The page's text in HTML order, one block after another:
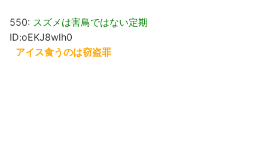
550: スズメは害鳥ではない定期
ID:oEKJ8wlh0
アイス食うのは窃盗罪